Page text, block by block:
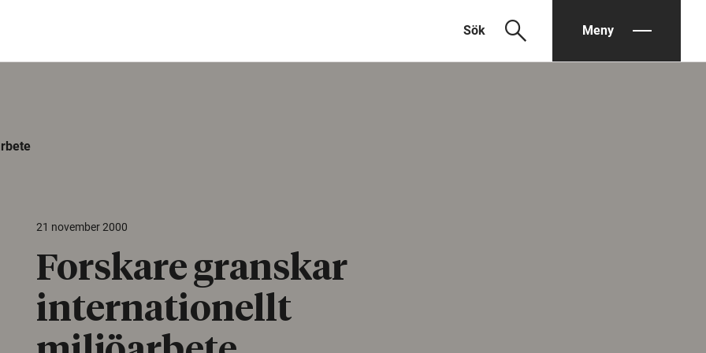
Sök search Meny
21 november 2000
Forskare granskar
internationellt